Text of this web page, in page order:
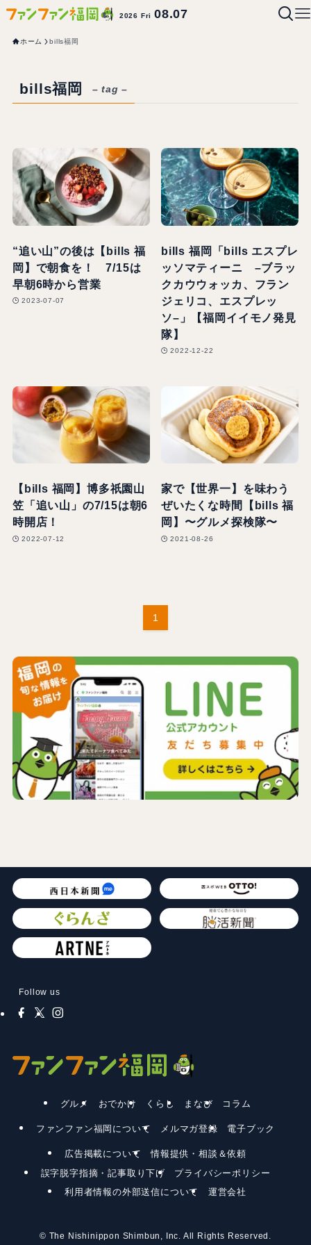
2026 Fri08.07
ホーム bills福岡
bills福岡 – tag –
“追い山”の後は【bills 福
岡】で朝食を！ 7/15は
早朝6時から営業
2023-07-07
bills 福岡「bills エスプレ
ッソマティーニ –ブラッ
クカウウォッカ、フラン
ジェリコ、エスプレッ
ソ–」【福岡イイモノ発見
隊】
2022-12-22
【bills 福岡】博多祇園山
笠「追い山」の7/15は朝6
時開店！
2022-07-12
家で【世界一】を味わう
ぜいたくな時間【bills 福
岡】〜グルメ探検隊〜
2021-08-26
1
Follow us
グルメ おでかけ くらし まなび コラム
ファンファン福岡について メルマガ登録 電子ブック
広告掲載について
情報提供・相談＆依頼
誤字脱字指摘・記事取り下げ
プライバシーポリシー
利用者情報の外部送信について
運営会社
© The Nishinippon Shimbun, Inc. All Rights Reserved.